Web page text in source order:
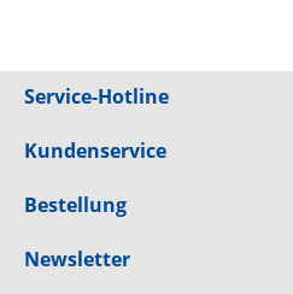
Service-Hotline
Kundenservice
Bestellung
Newsletter